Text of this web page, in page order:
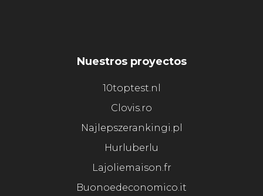
Nuestros proyectos
10toptest.nl
Clovis.ro
Najlepszerankingi.pl
Hurluberlu
Lajoliemaison.fr
Buonoedeconomico.it